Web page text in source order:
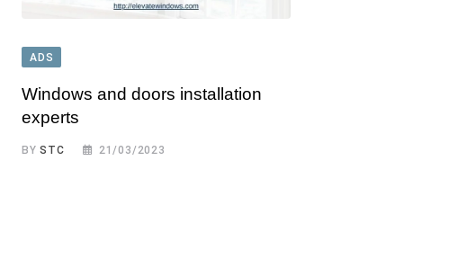
ADS
Windows and doors installation
experts
BYSTC 21/03/2023